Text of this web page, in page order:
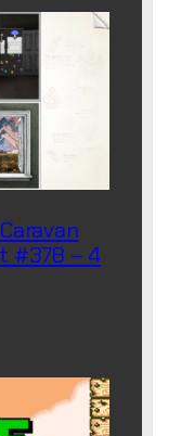
#378 – 4